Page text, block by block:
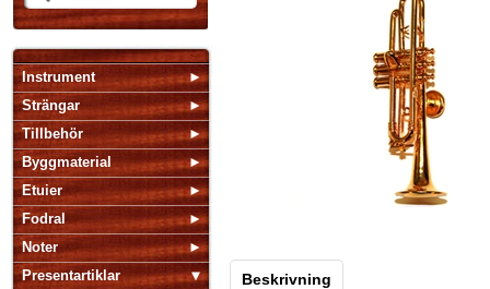
Instrument
Strängar
Tillbehör
Byggmaterial
Etuier
Fodral
Noter
Presentartiklar
Beskrivning